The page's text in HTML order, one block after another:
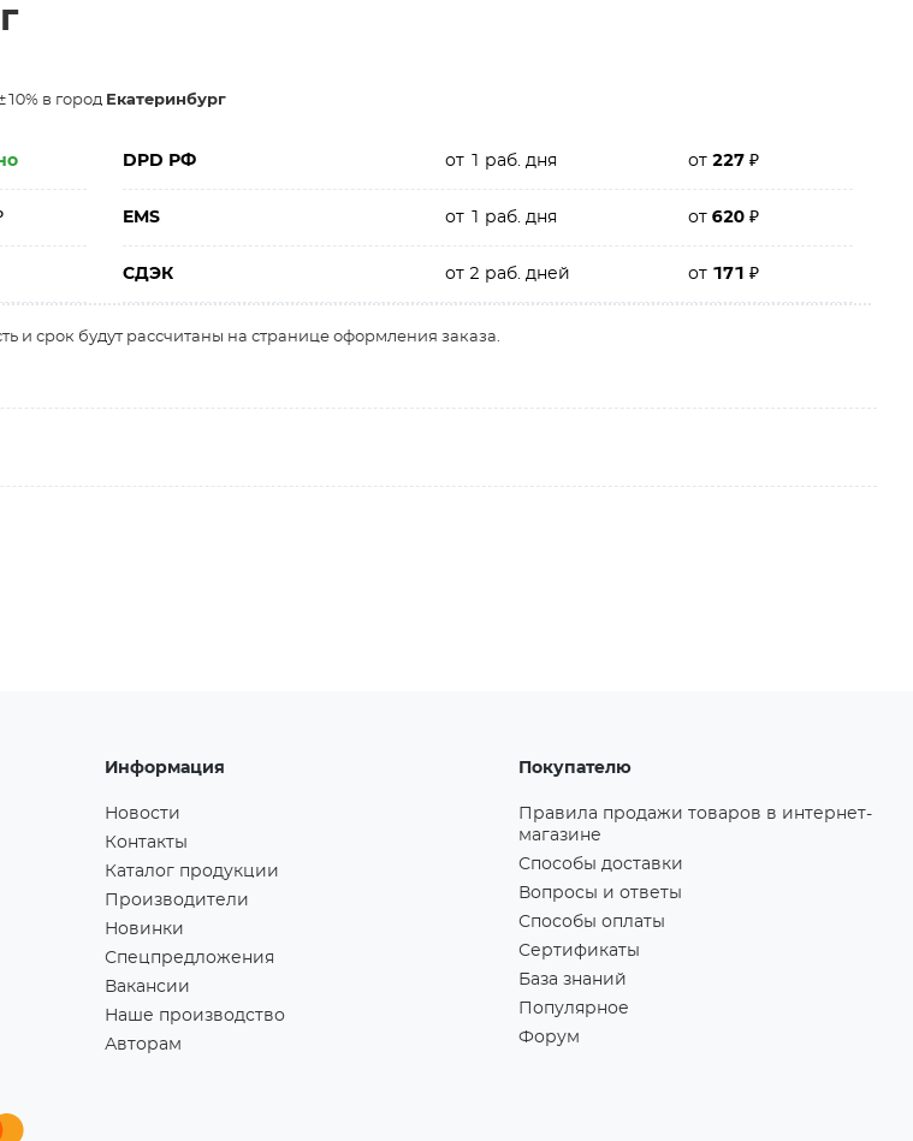
в город Екатеринбург
DPD РФ от 1 раб. дня от227₽
EMS от 1 раб. дня от620₽
СДЭК от 2 раб. дней от 171₽
и срок будут рассчитаны на странице оформления заказа.
Информация
Новости
Контакты
Каталог продукции
Производители
Новинки
Спецпредложения
Вакансии
Наше производство
Авторам
Покупателю
Правила продажи товаров в интернет-
магазине
Способы доставки
Вопросы и ответы
Способы оплаты
Сертификаты
База знаний
Популярное
Форум